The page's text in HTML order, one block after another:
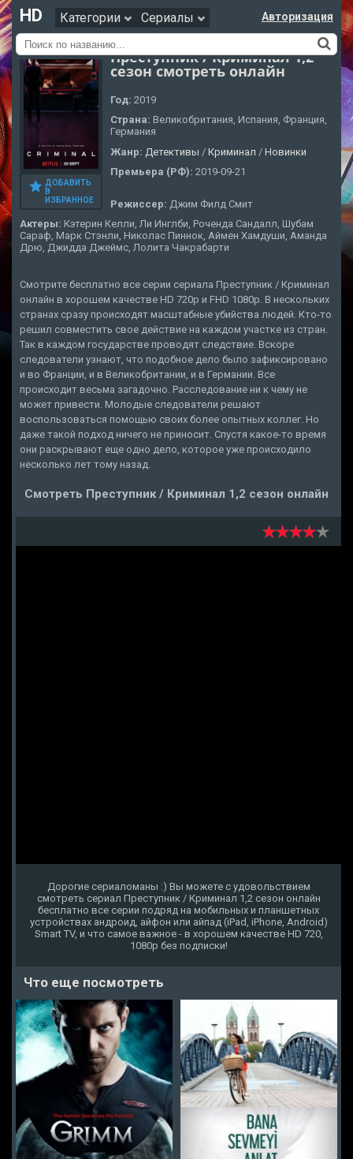
HD Категории Сериалы Авторизация
ДОБАВИТЬ
В
ИЗБРАННОЕ
Преступник / Криминал 1,2
сезон смотреть онлайн
Год: 2019
Страна: Великобритания, Испания, Франция,
Германия
Жанр: Детективы / Криминал / Новинки
Премьера (РФ): 2019-09-21
Режиссер: Джим Филд Смит
Актеры: Кэтерин Келли, Ли Инглби, Роченда Сандалл, Шубам
Сараф, Марк Стэнли, Николас Пиннок, Аймен Хамдуши, Аманда
Дрю, Джидда Джеймс, Лолита Чакрабарти
Смотрите бесплатно все серии сериала Преступник / Криминал
онлайн в хорошем качестве HD 720p и FHD 1080p. В нескольких
странах сразу происходят масштабные убийства людей. Кто-то
решил совместить свое действие на каждом участке из стран.
Так в каждом государстве проводят следствие. Вскоре
следователи узнают, что подобное дело было зафиксировано
и во Франции, и в Великобритании, и в Германии. Все
происходит весьма загадочно. Расследование ни к чему не
может привести. Молодые следователи решают
воспользоваться помощью своих более опытных коллег. Но
даже такой подход ничего не приносит. Спустя какое-то время
они раскрывают еще одно дело, которое уже происходило
несколько лет тому назад.
Смотреть Преступник / Криминал 1,2 сезон онлайн
Дорогие сериаломаны :) Вы можете с удовольствием
смотреть сериал Преступник / Криминал 1,2 сезон онлайн
бесплатно все серии подряд на мобильных и планшетных
устройствах андроид, айфон или айпад (iPad, iPhone, Android)
Smart TV, и что самое важное - в хорошем качестве HD 720,
1080p без подписки!
Что еще посмотреть